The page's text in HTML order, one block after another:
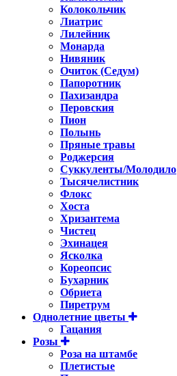
Колокольчик
Лиатрис
Лилейник
Монарда
Нивяник
Очиток (Седум)
Папоротник
Пахизандра
Перовския
Пион
Полынь
Пряные травы
Роджерсия
Суккуленты/Молодило
Тысячелистник
Флокс
Хоста
Хризантема
Чистец
Эхинацея
Ясколка
Кореопсис
Бухарник
Обриета
Пиретрум
Однолетние цветы
Гацания
Розы
Роза на штамбе
Плетистые